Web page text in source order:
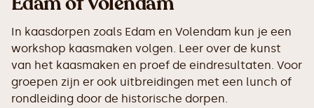
In kaasdorpen zoals Edam en Volendam kun je een
workshop kaasmaken volgen. Leer over de kunst
van het kaasmaken en proef de eindresultaten. Voor
groepen zijn er ook uitbreidingen met een lunch of
rondleiding door de historische dorpen.